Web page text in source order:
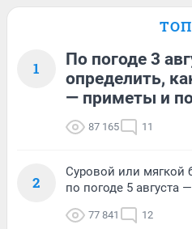
1
По погоде 3
определить,
— приметы и
87 165 11
2
Суровой или мягкой
по погоде 5
77 841 12